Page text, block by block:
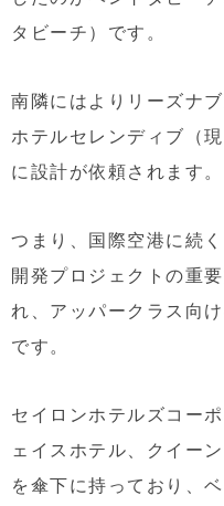
タビーチ）です。
南隣にはよりリーズナ
ホテルセレンディブ（
に設計が依頼されます。
つまり、国際空港に続
開発プロジェクトの重
れ、アッパークラス向
です。
セイロンホテルズコー
ェイスホテル、クイー
を傘下に持っており、